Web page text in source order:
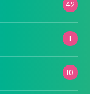
42
1
10